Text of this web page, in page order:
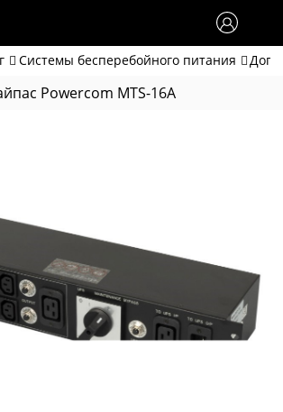
Системы бесперебойного питания
Powercom MTS-16A